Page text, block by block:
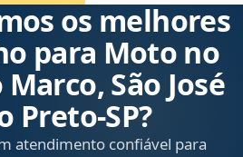
os melhores
para Moto no
São José
Preto‑SP?
atendimento confiável para